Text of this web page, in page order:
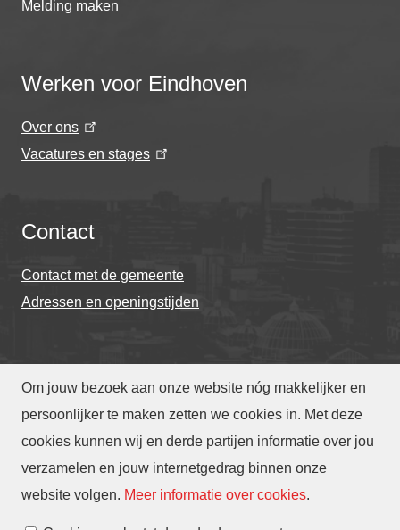
Om jouw bezoek aan onze website nóg makkelijker en
persoonlijker te maken zetten we cookies in. Met deze
cookies kunnen wij en derde partijen informatie over jou
verzamelen en jouw internetgedrag binnen onze
website volgen. Meer informatie over cookies.
Melding maken
Werken voor Eindhoven
Over ons
Vacatures en stages
Contact
Contact met de gemeente
Adressen en openingstijden
© Gemeente Eindhoven 2026
Translate
Cookies beheren